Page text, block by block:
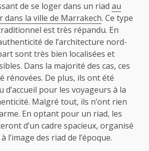
de se loger dans un riad au
dans la ville de Marrakech. Ce type
est très répandu. En
de l’architecture nord-
sont très bien localisées et
Dans la majorité des cas, ces
rénovées. De plus, ils ont été
d’accueil pour les voyageurs à la
Malgré tout, ils n’ont rien
En optant pour un riad, les
d’un cadre spacieux, organisé
l’image des riad de l’époque.